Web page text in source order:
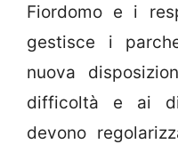
Fiordomo e i
gestisce i
nuova
difficoltà e ai
devono